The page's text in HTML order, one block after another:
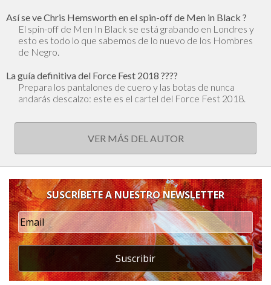
Así se ve Chris Hemsworth en el spin-off de Men in Black ?
El spin-off de Men In Black se está grabando en Londres y
esto es todo lo que sabemos de lo nuevo de los Hombres
de Negro.
La guía definitiva del Force Fest 2018 ??‍??
Prepara los pantalones de cuero y las botas de nunca
andarás descalzo: este es el cartel del Force Fest 2018.
VER MÁS DEL AUTOR
SUSCRÍBETE A NUESTRO NEWSLETTER
Suscribir